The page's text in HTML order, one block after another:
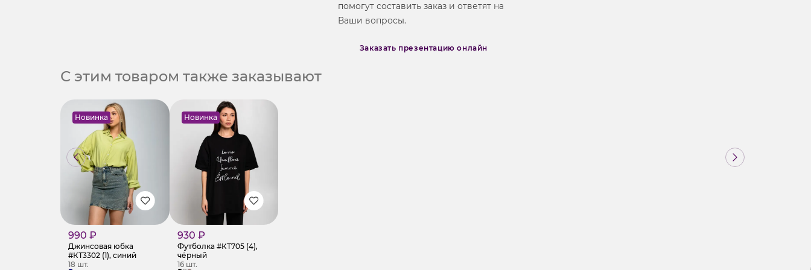
помогут составить заказ и ответят на
Ваши вопросы.
Заказать презентацию онлайн
С этим товаром также заказывают
Новинка
990 ₽
Джинсовая юбка
#КТ3302 (1), синий
18 шт.
Новинка
930 ₽
Футболка #КТ705 (4),
чёрный
16 шт.